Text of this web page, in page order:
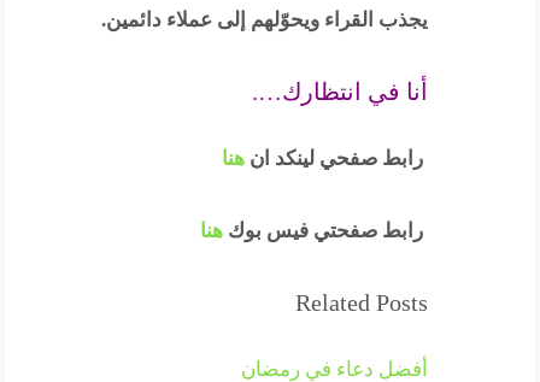
يجذب القراء ويحوّلهم إلى عملاء دائمين.
أنا في انتظارك….
رابط صفحي لينكد انهنا
رابط صفحتي فيس بوكهنا
Related Posts
أفضل دعاء في رمضان